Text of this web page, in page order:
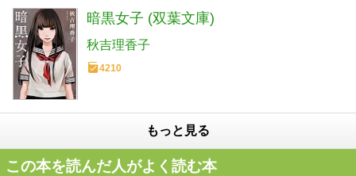
暗黒女子 (双葉文庫)
秋吉理香子
4210
もっと見る
この本を読んだ人がよく読む本